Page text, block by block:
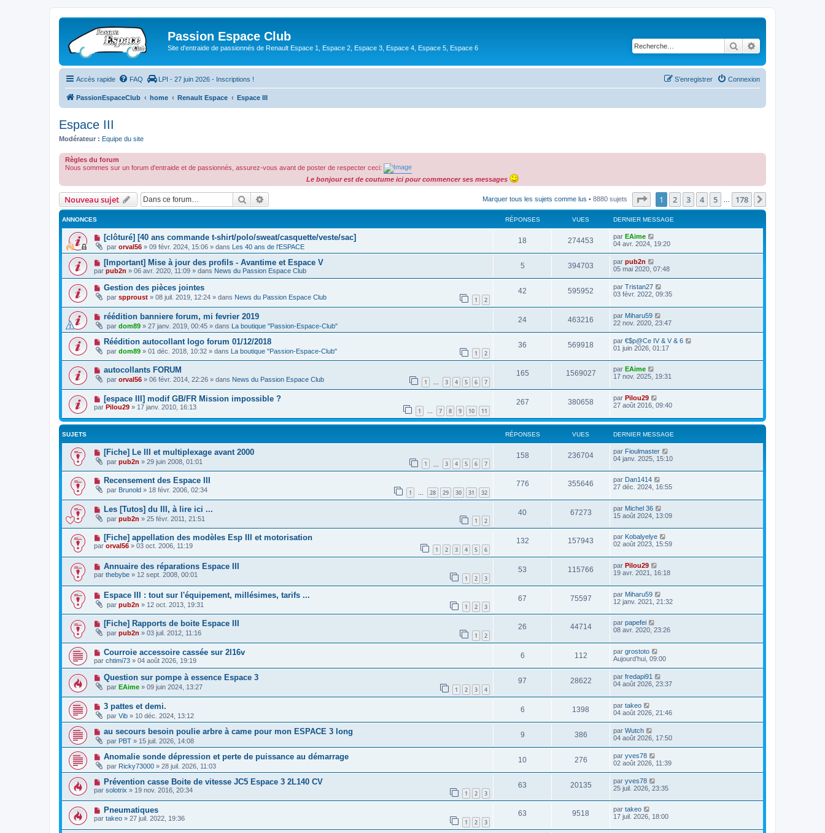
Passion Espace Club
Site d'entraide de passionnés de Renault Espace 1, Espace 2, Espace 3, Espace 4, Espace 5, Espace 6 Rechercher
Accès rapide FAQ LPI - 27 juin 2026 - Inscriptions ! Connexion
S’enregistrer
PassionEspaceClub home Renault Espace Espace III
Espace III
Modérateur : Equipe du site
Règles du forum
Nous sommes sur un forum d'entraide et de passionnés, assurez-vous avant de poster de respecter ceci:
Le bonjour est de coutume ici pour commencer ses messages
Nouveau sujet Rechercher Marquer tous les sujets comme lus • 8880 sujets Page sur178
1 2 3 4 5 178
ANNONCES RÉPONSES VUES DERNIER MESSAGE
[clôturé] [40 ans commande t-shirt/polo/sweat/casquette/veste/sac]
par orval56 » 09 févr. 2024, 15:06 » dans Les 40 ans de l'ESPACE
18 274453 par EAime
04 avr. 2024, 19:20
[Important] Mise à jour des profils - Avantime et Espace V
par pub2n » 06 avr. 2020, 11:09 » dans News du Passion Espace Club
5 394703 par pub2n
05 mai 2020, 07:48
Gestion des pièces jointes
par spproust » 08 juil. 2019, 12:24 » dans News du Passion Espace Club 1 2
42 595952 par Tristan27
03 févr. 2022, 09:35
réédition banniere forum, mi fevrier 2019
par dom89 » 27 janv. 2019, 00:45 » dans La boutique "Passion-Espace-Club"
24 463216 par Miharu59
22 nov. 2020, 23:47
Réédition autocollant logo forum 01/12/2018
par dom89 » 01 déc. 2018, 10:32 » dans La boutique "Passion-Espace-Club" 1 2
36 569918 par €$p@Ce IV & V & 6
01 juin 2026, 01:17
autocollants FORUM
par orval56 » 06 févr. 2014, 22:26 » dans News du Passion Espace Club 1 … 3 4 5 6 7
165 1569027 par EAime
17 nov. 2025, 19:31
[espace III] modif GB/FR Mission impossible ?
par Pilou29 » 17 janv. 2010, 16:13 1 … 7 8 9 10 11
267 380658 par Pilou29
27 août 2016, 09:40
SUJETS RÉPONSES VUES DERNIER MESSAGE
[Fiche] Le III et multiplexage avant 2000
par pub2n » 29 juin 2008, 01:01 1 3 4 5 6 7
158 236704 par Fioulmaster
04 janv. 2025, 15:10
Recensement des Espace III
par Brunold » 18 févr. 2006, 02:34 1 … 28 29 30 31 32
776 355646 par Dan1414
27 déc. 2024, 16:55
Les [Tutos] du III, à lire ici ...
par pub2n » 25 févr. 2011, 21:51 1 2
40 67273 par Michel 36
15 août 2024, 13:09
[Fiche] appellation des modèles Esp III et motorisation
par orval56 » 03 oct. 2006, 11:19 1 2 3 4 5 6
132 157943 par Kobalyelye
02 août 2023, 15:59
Annuaire des réparations Espace III
par thebybe » 12 sept. 2008, 00:01 1 2 3
53 115766 par Pilou29
19 avr. 2021, 16:18
Espace III : tout sur l'équipement, millésimes, tarifs ...
par pub2n » 12 oct. 2013, 19:31 1 2 3
67 75597 par Miharu59
12 janv. 2021, 21:32
[Fiche] Rapports de boite Espace III
par pub2n » 03 juil. 2012, 11:16 1 2
26 44714 par papefei
08 avr. 2020, 23:26
Courroie accessoire cassée sur 2l16v
par chtimi73 » 04 août 2026, 19:19
6 112 par grostoto
Aujourd’hui, 09:00
Question sur pompe à essence Espace 3
par EAime » 09 juin 2024, 13:27 1 2 3 4
97 28622 par fredapi91
04 août 2026, 23:37
3 pattes et demi.
par Vib » 10 déc. 2024, 13:12
6 1398 par takeo
04 août 2026, 21:46
au secours besoin poulie arbre à came pour mon ESPACE 3 long
par PBT » 15 juil. 2026, 14:08
9 386 par Wutch
04 août 2026, 17:50
Anomalie sonde dépression et perte de puissance au démarrage
par Ricky73000 » 28 juil. 2026, 11:03
10 276 par yves78
02 août 2026, 11:39
Prévention casse Boite de vitesse JC5 Espace 3 2L140 CV
par solotrix » 19 nov. 2016, 20:34 1 2 3
63 20135 par yves78
25 juil. 2026, 23:35
Pneumatiques
par takeo » 27 juil. 2022, 19:36 1 2 3
63 9518 par takeo
17 juil. 2026, 18:00